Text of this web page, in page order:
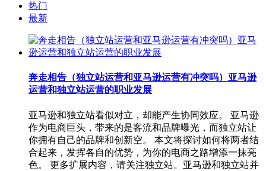
热门
最新
奔走相告（独立站运营和亚马逊运营有冲突吗）亚马逊
运营和独立站运营的职业发展
亚马逊和独立站看似对立，却能产生协同效应。 亚马逊
作为电商巨头，带来的是客流和品牌曝光，而独立站让
你拥有自己的品牌和创新空。 本文将探讨如何将两者结
合起来，发挥各自的优势，为你的电商之路增添一抹亮
色。 更多扩展内容，请关注独立站。亚马逊和独立站并